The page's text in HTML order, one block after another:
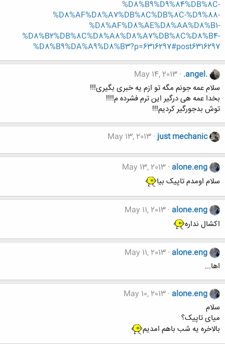
%D8%B9%D9%84%DB%8C-
%D8%AF%D8%A7%DB%8C%DB%8C-%D9%88-
%D8%AF%D8%AE%D8%AA%D8%B1-
%D8%B2%DB%8C%D8%A8%D8%A7%DB%8C%D8%B4-
%D8%B9%DA%A9%D8%B3?p=6316297#post6316297
.angel.
May 14, 2013
سلام عمه جونم مگه تو ازم یه خبری بگیری!!!
بخدا عمه هی درگیر این ترم فشرده م!!!!
توش بدجورگیر کردیم!!!
just mechanic
May 13, 2013
alone.eng
May 13, 2013
سلام اومدم تاپیک بیا
alone.eng
May 11, 2013
اکشال نداره
alone.eng
May 11, 2013
اها...
alone.eng
May 10, 2013
سلام
میای تاپیک؟
بالاخره یه شب باهم امدیم